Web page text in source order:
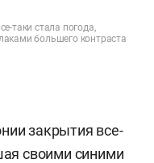
таки стала погода,
большего контраста
закрытия все-
своими синими